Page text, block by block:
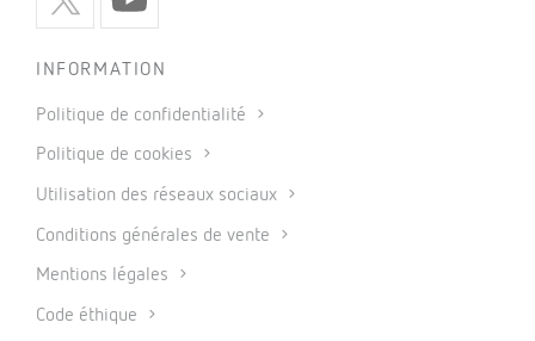
INFORMATION
Politique de confidentialité
Politique de cookies
Utilisation des réseaux sociaux
Conditions générales de vente
Mentions légales
Code éthique